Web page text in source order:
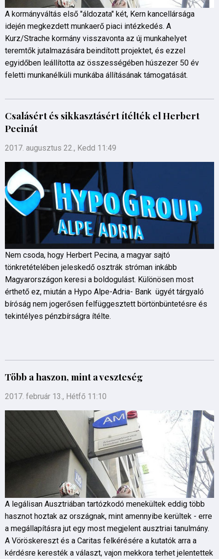
A kormányváltás első "áldozata" két, Kern kancellársága
idején megkezdett munkaerő piaci intézkedés. A
Kurz/Strache kormány visszavonta az új munkahelyet
teremtők jutalmazására beindított projektet, és ezzel
egyidőben leállította az összességében húszezer 50 év
feletti munkanélküli munkába állításának támogatását.
Csalásért és sikkasztásért ítélték el Herbert
Pecinát
2017. augusztus 22., Kedd 11:49
Nem csoda, hogy Herbert Pecina, a magyar sajtó
tönkretételében jeleskedő osztrák stróman inkább
Magyarországon keresi a boldogulást. Különösen most
érthető ez, miután a Hypo Alpe-Adria- Bank ügyét tárgyaló
bíróság nem jogerősen felfüggesztett börtönbüntetésre és
tekintélyes pénzbírságra ítélte.
Több a haszon, mint a veszteség
2017. február 13., Hétfő 11:10
A legálisan Ausztriában tartózkodó menekültek eddig több
hasznot hoztak az országnak, mint amennyibe kerültek - erre
a megállapításra jut egy most megjelent ausztriai tanulmány.
A Vöröskereszt és a Caritas felkérésére a kutatók arra a
kérdésre keresték a választ, vajon mekkora terhet jelentettek